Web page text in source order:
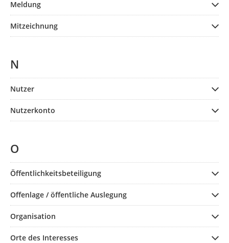
Meldung
Mitzeichnung
N
Nutzer
Nutzerkonto
O
Öffentlichkeitsbeteiligung
Offenlage / öffentliche Auslegung
Organisation
Orte des Interesses